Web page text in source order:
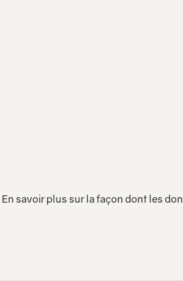
En savoir plus sur la façon dont les